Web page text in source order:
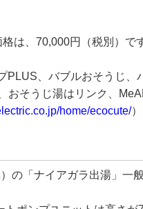
は、70,000円（税別）で
、バブルおそうじ、
そうじ湯はリンク、
home/ecocute/
「ナイアガラ出湯」一